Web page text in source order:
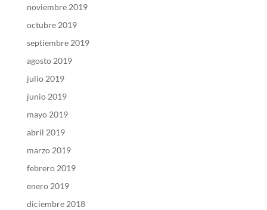
noviembre 2019
octubre 2019
septiembre 2019
agosto 2019
julio 2019
junio 2019
mayo 2019
abril 2019
marzo 2019
febrero 2019
enero 2019
diciembre 2018